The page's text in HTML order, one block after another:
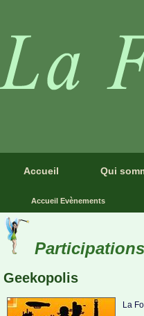
Accueil Qui
Accueil Evènements
Geekopolis
La